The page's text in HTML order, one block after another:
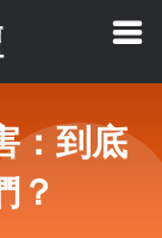
：到底
？